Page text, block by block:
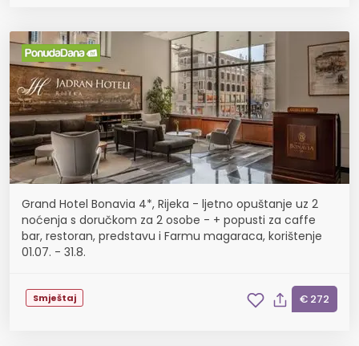
Grand Hotel Bonavia 4*, Rijeka - ljetno opuštanje uz 2
noćenja s doručkom za 2 osobe - + popusti za caffe
bar, restoran, predstavu i Farmu magaraca, korištenje
01.07. - 31.8.
Smještaj € 272